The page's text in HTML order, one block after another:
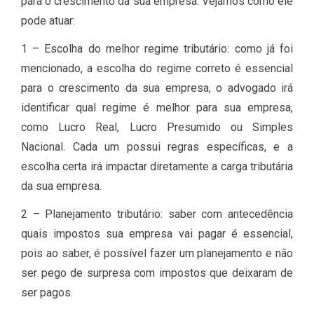
pode atuar:
1 – Escolha do melhor regime tributário: como já foi
mencionado, a escolha do regime correto é essencial
para o crescimento da sua empresa, o advogado irá
identificar qual regime é melhor para sua empresa,
como Lucro Real, Lucro Presumido ou Simples
Nacional. Cada um possui regras específicas, e a
escolha certa irá impactar diretamente a carga tributária
da sua empresa.
2 – Planejamento tributário: saber com antecedência
quais impostos sua empresa vai pagar é essencial,
pois ao saber, é possível fazer um planejamento e não
ser pego de surpresa com impostos que deixaram de
ser pagos.